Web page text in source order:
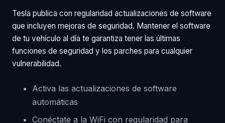
Tesla publica con regularidad actualizaciones de software
que incluyen mejoras de seguridad. Mantener el software
de tu vehículo al día te garantiza tener las últimas
funciones de seguridad y los parches para cualquier
vulnerabilidad.
Activa las actualizaciones de software
automáticas
Conéctate a la WiFi con regularidad para